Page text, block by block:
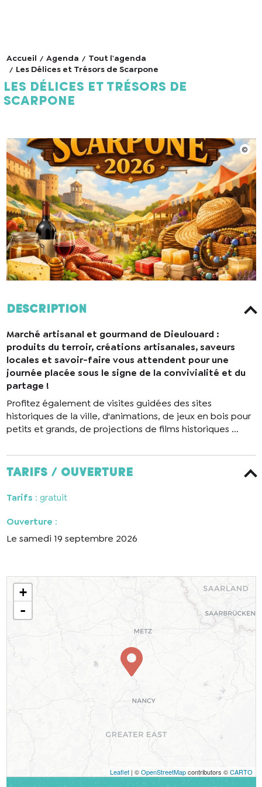
Accueil Agenda
Tout l'agenda
Les Délices et Trésors de Scarpone
Les Délices et Trésors de
Scarpone
Description
Marché artisanal et gourmand de Dieulouard :
produits du terroir, créations artisanales, saveurs
locales et savoir-faire vous attendent pour une
journée placée sous le signe de la convivialité et du
partage !
Profitez également de visites guidées des sites
historiques de la ville, d'animations, de jeux en bois pour
petits et grands, de projections de films historiques ...
Tarifs / ouverture
Tarifs : gratuit
Ouverture :
Le samedi 19 septembre 2026
+
-
Leaflet| ©OpenStreetMapcontributors ©CARTO